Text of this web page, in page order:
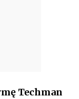
Techman